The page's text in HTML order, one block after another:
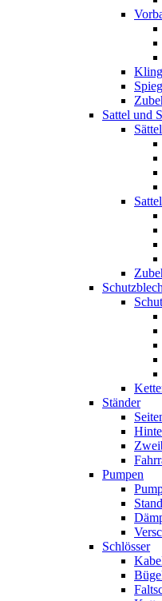
Sattel und
Sättel
Ständer
Pumpen
Schlösser